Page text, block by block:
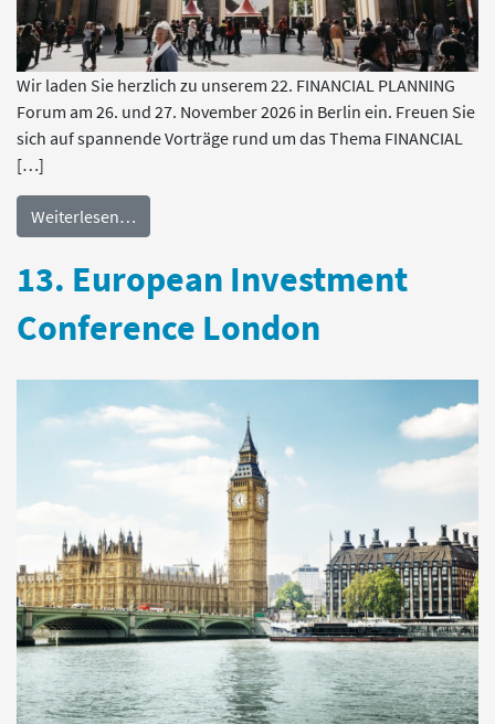
Wir laden Sie herzlich zu unserem 22. FINANCIAL PLANNING
Forum am 26. und 27. November 2026 in Berlin ein. Freuen Sie
sich auf spannende Vorträge rund um das Thema FINANCIAL
[…]
Weiterlesen…
13. European Investment
Conference London